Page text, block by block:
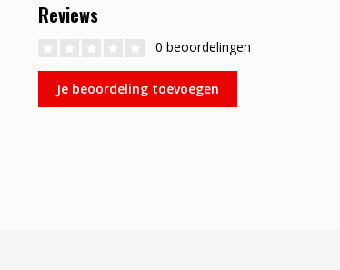
Reviews
0 beoordelingen
Je beoordeling toevoegen